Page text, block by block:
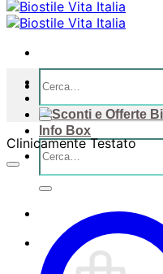
Home
Info Box
Cerca:
Cerca:
Clinicamente Testato